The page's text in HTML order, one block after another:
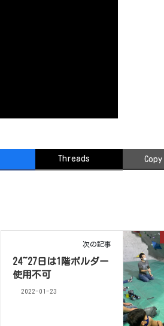
Threads Copy
次の記事
24~27日は1階ボルダー
使用不可
2022-01-23